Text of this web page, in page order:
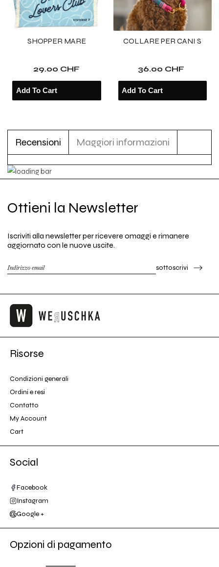
SHOPPER MARE
29.00 CHF
COLLARE PER CANI S
36.00 CHF
Recensioni Maggiori informazioni
Ottieni la Newsletter
Iscriviti alla newsletter per ricevere omaggi e rimanere
aggiornato con le nuove uscite.
sottoscrivi
Risorse
Condizioni generali
Ordini e resi
Contatto
My Account
Cart
Social
Facebook
Instagram
Google +
Opzioni di pagamento